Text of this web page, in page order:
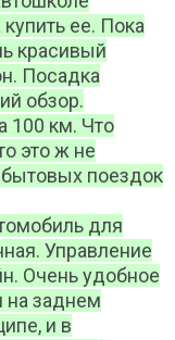
ее. Пока
красивый
Посадка
обзор.
100 км. Что
это ж не
бытовых поездок
для
Управление
Очень удобное
на заднем
и в